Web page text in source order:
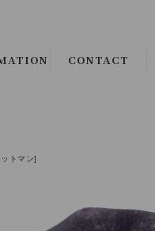
CONTACT
トマン]